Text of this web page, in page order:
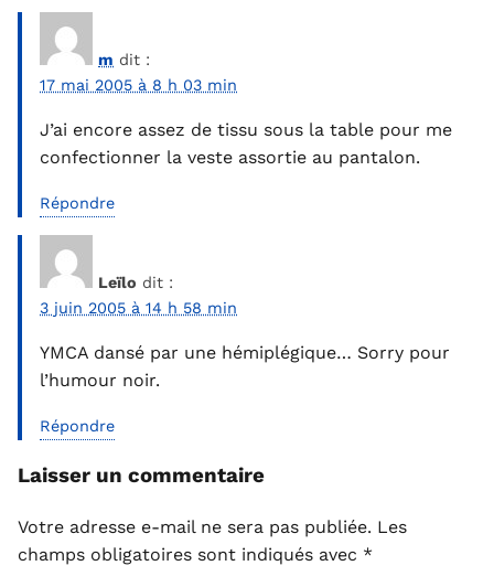
m dit :
17 mai 2005 à 8 h 03 min
J’ai encore assez de tissu sous la table pour me
confectionner la veste assortie au pantalon.
Répondre
Leïlo dit :
3 juin 2005 à 14 h 58 min
YMCA dansé par une hémiplégique… Sorry pour
l’humour noir.
Répondre
Laisser un commentaire
Votre adresse e-mail ne sera pas publiée. Les
champs obligatoires sont indiqués avec *